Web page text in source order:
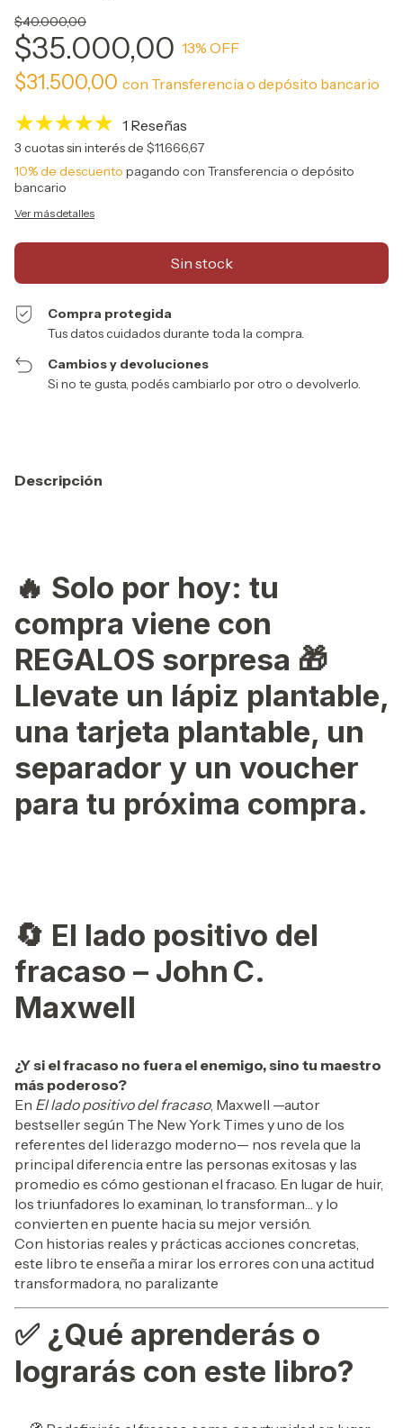
$40.000,00
$35.000,00 13% OFF
$31.500,00 con Transferencia o depósito bancario
1 Reseñas
3 cuotas sin interés de $11.666,67
10% de descuento pagando con Transferencia o depósito
bancario
Ver más detalles
Compra protegida
Tus datos cuidados durante toda la compra.
Cambios y devoluciones
Si no te gusta, podés cambiarlo por otro o devolverlo.
Descripción
🔥 Solo por hoy: tu
compra viene con
REGALOS sorpresa 🎁
Llevate un lápiz plantable,
una tarjeta plantable, un
separador y un voucher
para tu próxima compra.
🔄 El lado positivo del
fracaso – John C.
Maxwell
¿Y si el fracaso no fuera el enemigo, sino tu maestro
más poderoso?
En El lado positivo del fracaso, Maxwell —autor
bestseller según The New York Times y uno de los
referentes del liderazgo moderno— nos revela que la
principal diferencia entre las personas exitosas y las
promedio es cómo gestionan el fracaso. En lugar de huir,
los triunfadores lo examinan, lo transforman… y lo
convierten en puente hacia su mejor versión.
Con historias reales y prácticas acciones concretas,
este libro te enseña a mirar los errores con una actitud
transformadora, no paralizante
✅ ¿Qué aprenderás o
lograrás con este libro?